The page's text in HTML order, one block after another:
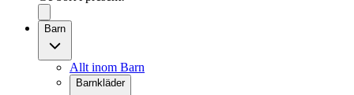
Barn
Allt inom Barn
Barnkläder